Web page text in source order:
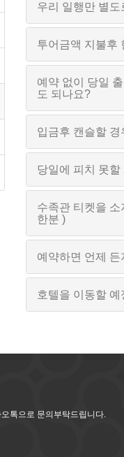
우리 일행만 별
투어금액 지불후
예약 없이 당일
도 되나요?
입금후 캔슬할
당일에 피치 못
수족관 티켓을
한분 )
예약하면 언제
호텔을 이동할
톡으로 문의부탁드립니다.